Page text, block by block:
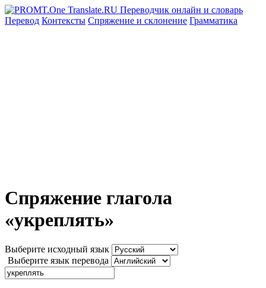
Перевод Контексты Спряжение и склонение Грамматика
Спряжение глагола
«укреплять»
Выберите исходный язык
Выберите язык перевода